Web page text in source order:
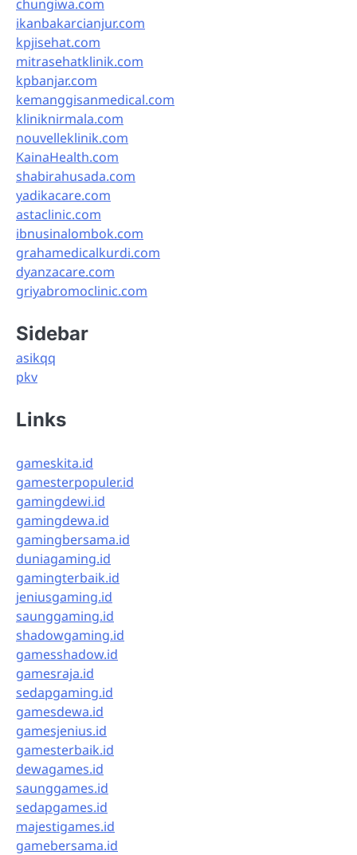
chungiwa.com
ikanbakarcianjur.com
kpjisehat.com
mitrasehatklinik.com
kpbanjar.com
kemanggisanmedical.com
kliniknirmala.com
nouvelleklinik.com
KainaHealth.com
shabirahusada.com
yadikacare.com
astaclinic.com
ibnusinalombok.com
grahamedicalkurdi.com
dyanzacare.com
griyabromoclinic.com
Sidebar
asikqq
pkv
Links
gameskita.id
gamesterpopuler.id
gamingdewi.id
gamingdewa.id
gamingbersama.id
duniagaming.id
gamingterbaik.id
jeniusgaming.id
saunggaming.id
shadowgaming.id
gamesshadow.id
gamesraja.id
sedapgaming.id
gamesdewa.id
gamesjenius.id
gamesterbaik.id
dewagames.id
saunggames.id
sedapgames.id
majestigames.id
gamebersama.id